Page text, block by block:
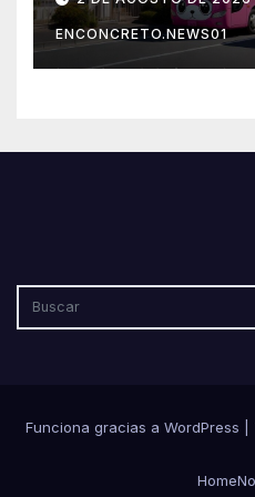
por su
ENCONCRETO.NEWS01
Funciona gracias a WordPress
Home